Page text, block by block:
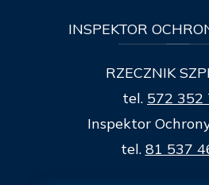
INSPEKTOR
RZECZNIK
tel. 572 352
Inspektor
tel. 81 537